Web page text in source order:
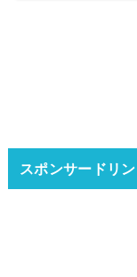
スポンサードリ